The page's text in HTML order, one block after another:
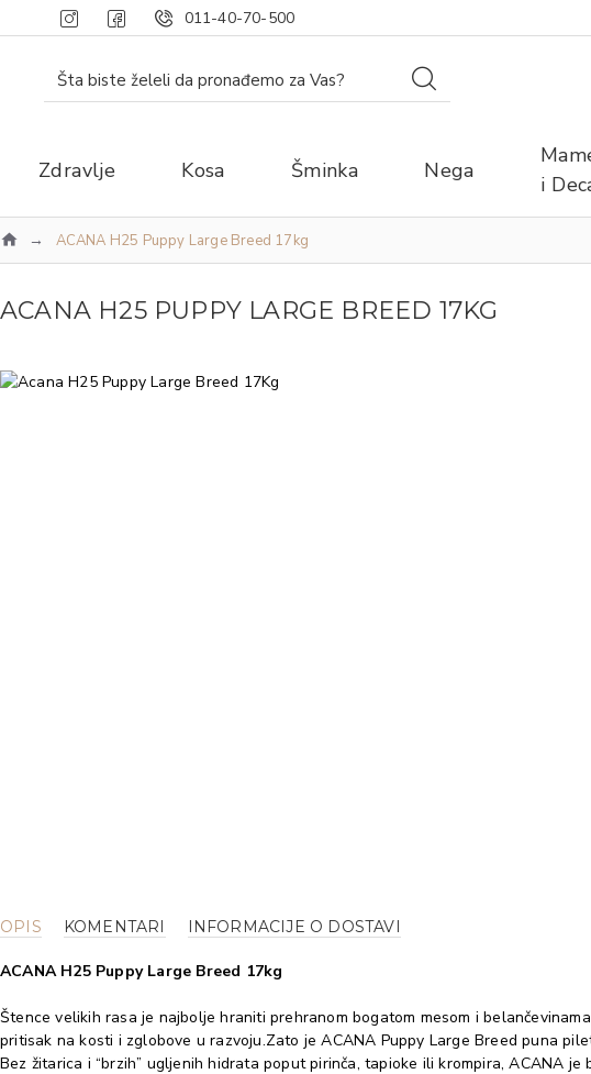
011-40-70-500
Zdravlje Kosa Šminka Nega
i
ACANA H25 Puppy Large Breed 17kg
ACANA H25 PUPPY LARGE BREED 17KG
OPIS KOMENTARI INFORMACIJE O DOSTAVI
ACANA H25 Puppy Large Breed 17kg
Štence velikih rasa je najbolje hraniti prehranom bogatom mesom i
pritisak na kosti i zglobove u razvoju.Zato je ACANA Puppy Large Breed puna
Bez žitarica i “brzih” ugljenih hidrata poput pirinča, tapioke ili krompira, ACANA